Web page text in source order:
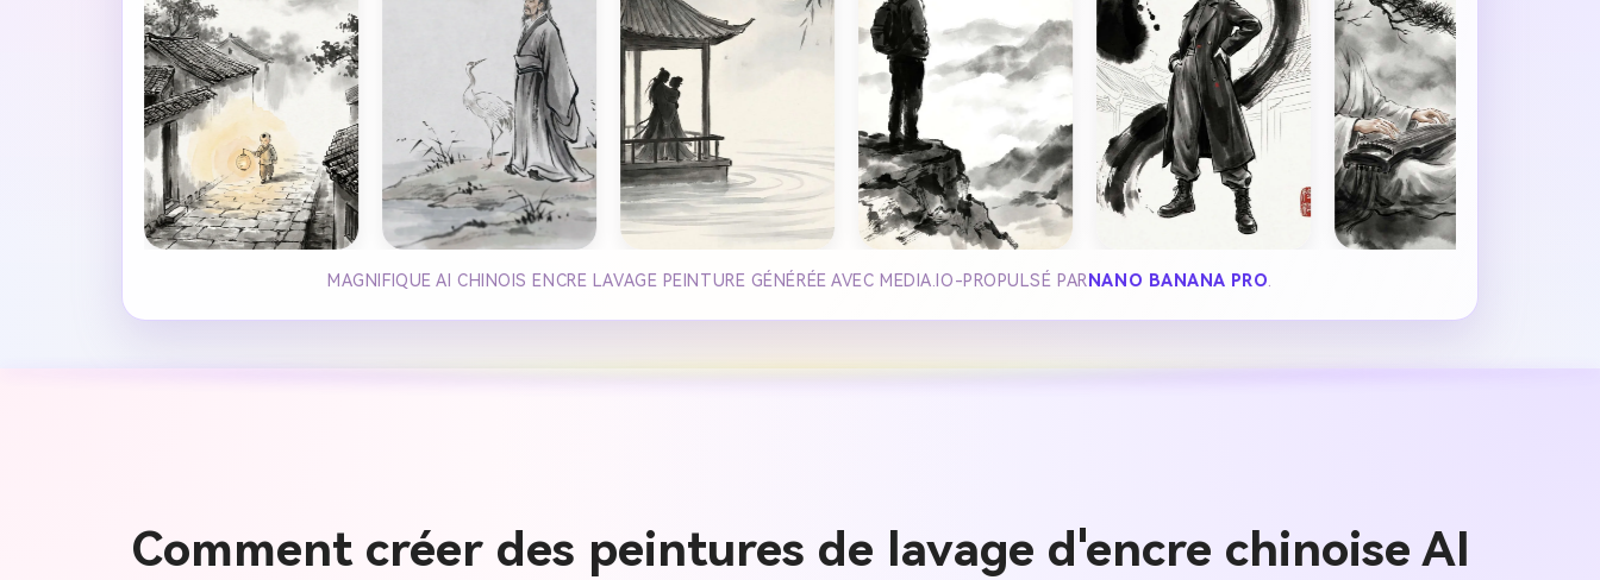
MAGNIFIQUE AI CHINOIS ENCRE LAVAGE PEINTURE GÉNÉRÉE AVEC MEDIA.IO-PROPULSÉ PAR NANO BANANA PRO
Comment créer des peintures de lavage d'encre chinoise AI